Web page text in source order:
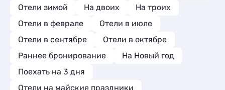
Отели зимой
На двоих
На троих
Отели в феврале
Отели в июле
Отели в сентябре
Отели в октябре
Раннее бронирование
На Новый год
Поехать на 3 дня
Отели на майские праздники